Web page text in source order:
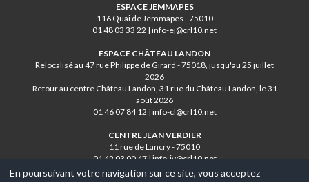
ESPACE JEMMAPES
116 Quai de Jemmapes - 75010
01 48 03 33 22 | info-ej@crl10.net
ESPACE CHÂTEAU LANDON
Relocalisé au 47 rue Philippe de Girard - 75018, jusqu'au 25 juillet
2026
Retour au centre Château Landon, 31 rue du Château Landon, le 31
août 2026
01 46 07 84 12 | info-cl@crl10.net
CENTRE JEAN VERDIER
11 rue de Lancry - 75010
01 42 03 00 47 | info-jv@crl10.net
En poursuivant votre navigation sur ce site, vous acceptez